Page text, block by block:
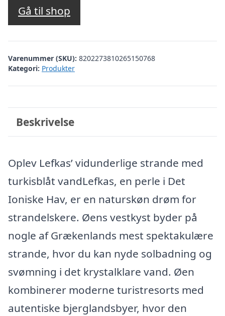
Gå til shop
Varenummer (SKU): 8202273810265150768
Kategori: Produkter
Beskrivelse
Oplev Lefkas’ vidunderlige strande med
turkisblåt vandLefkas, en perle i Det
Ioniske Hav, er en naturskøn drøm for
strandelskere. Øens vestkyst byder på
nogle af Grækenlands mest spektakulære
strande, hvor du kan nyde solbadning og
svømning i det krystalklare vand. Øen
kombinerer moderne turistresorts med
autentiske bjerglandsbyer, hvor den